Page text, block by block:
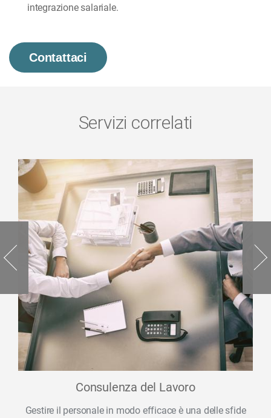
integrazione salariale.
Contattaci
Servizi correlati
Consulenza del Lavoro
Gestire il personale in modo efficace è una delle sfide